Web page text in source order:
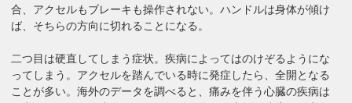
合、アクセルもブレーキも操作されない。ハンドルは身体が傾け
ば、そちらの方向に切れることになる。
二つ目は硬直してしまう症状。疾病によってはのけぞるようにな
ってしまう。アクセルを踏んでいる時に発症したら、全開となる
ことが多い。海外のデータを調べると、痛みを伴う心臓の疾病は